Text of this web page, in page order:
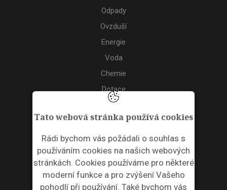
Tato webová stránka používá cookies
Rádi bychom vás požádali o souhlas s
používáním cookies na našich webových
stránkách. Cookies používáme pro některé
moderní funkce a pro zvýšení Vašeho
pohodlí při používání. Také bychom vás
Odpady
Ovzduší
Energie
Voda
Chemie
Dotace
Akce
ODPADNÍ PLASTY
NEWSLETTER